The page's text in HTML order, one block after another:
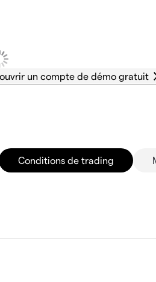
Conditions de trading